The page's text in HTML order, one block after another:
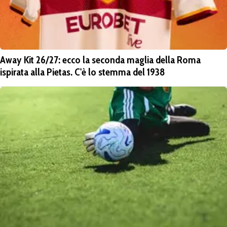
Away Kit 26/27: ecco la seconda maglia della Roma
ispirata alla Pietas. C'è lo stemma del 1938